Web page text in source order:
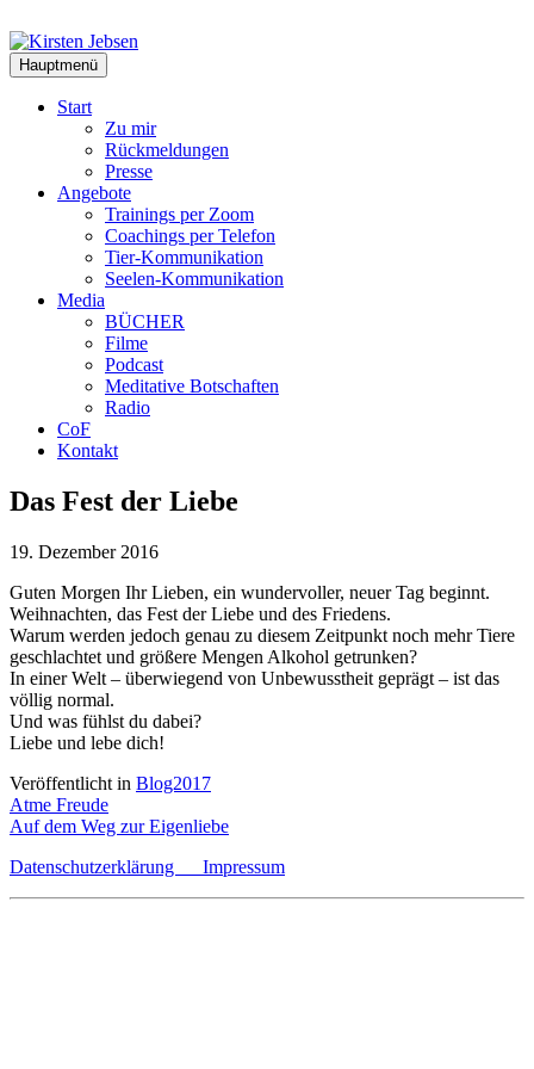
Inhalt
springen
Hauptmenü
Start
Zu mir
Rückmeldungen
Presse
Angebote
Trainings per Zoom
Coachings per Telefon
Tier-Kommunikation
Seelen-Kommunikation
Media
BÜCHER
Filme
Podcast
Meditative Botschaften
Radio
CoF
Kontakt
Das Fest der Liebe
19. Dezember 2016
Guten Morgen Ihr Lieben, ein wundervoller, neuer Tag beginnt.
Weihnachten, das Fest der Liebe und des Friedens.
Warum werden jedoch genau zu diesem Zeitpunkt noch mehr Tiere
geschlachtet und größere Mengen Alkohol getrunken?
In einer Welt – überwiegend von Unbewusstheit geprägt – ist das
völlig normal.
Und was fühlst du dabei?
Liebe und lebe dich!
Veröffentlicht in Blog2017
Beitragsnavigation
Atme Freude
Auf dem Weg zur Eigenliebe
Datenschutzerklärung Impressum